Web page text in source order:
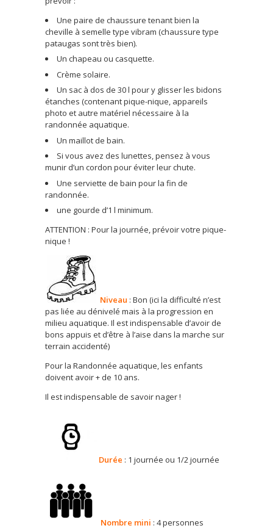
Une paire de chaussure tenant bien la
cheville à semelle type vibram (chaussure type
pataugas sont très bien).
Un chapeau ou casquette.
Crème solaire.
Un sac à dos de 30 l pour y glisser les bidons
étanches (contenant pique-nique, appareils
photo et autre matériel nécessaire à la
randonnée aquatique.
Un maillot de bain.
Si vous avez des lunettes, pensez à vous
munir d’un cordon pour éviter leur chute.
Une serviette de bain pour la fin de
randonnée.
une gourde d’1 l minimum.
ATTENTION : Pour la journée, prévoir votre pique-
nique !
Niveau : Bon (ici la difficulté n’est
pas liée au dénivelé mais à la progression en
milieu aquatique. Il est indispensable d’avoir de
bons appuis et d’être à l’aise dans la marche sur
terrain accidenté)
Pour la Randonnée aquatique, les enfants
doivent avoir + de 10 ans.
Il est indispensable de savoir nager !
Durée : 1 journée ou 1/2 journée
Nombre mini : 4 personnes